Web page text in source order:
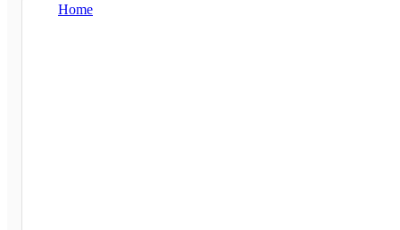
Home